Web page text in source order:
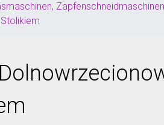
Zapfenschneidmaschinen